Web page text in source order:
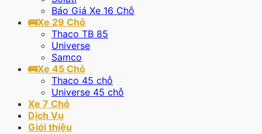
Báo Giá Xe 16 Chỗ
🚌Xe 29 Chỗ
Thaco TB 85
Universe
Samco
🚌Xe 45 Chỗ
Thaco 45 chỗ
Universe 45 chỗ
Xe 7 Chỗ
Dịch Vụ
Giới thiệu